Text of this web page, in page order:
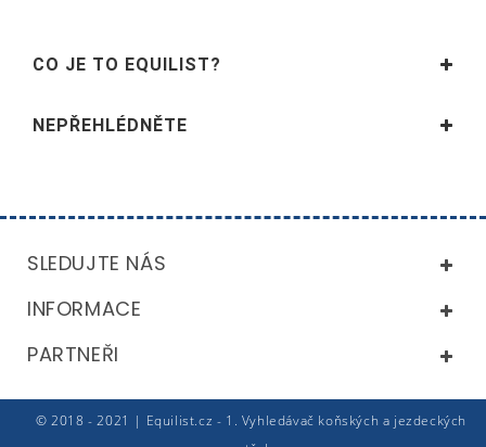
CO JE TO EQUILIST?
NEPŘEHLÉDNĚTE
SLEDUJTE NÁS
INFORMACE
PARTNEŘI
© 2018 - 2021 | Equilist.cz - 1. Vyhledávač koňských a jezdeckých